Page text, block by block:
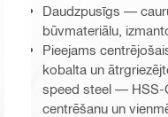
Daudzpusīgs —
būvmateriālu,
Pieejams
kobalta un
speed steel — HSS-
centrēšanu un